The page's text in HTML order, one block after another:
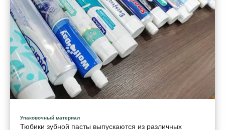
Упаковочный материал
Тюбики зубной пасты выпускаются из различных